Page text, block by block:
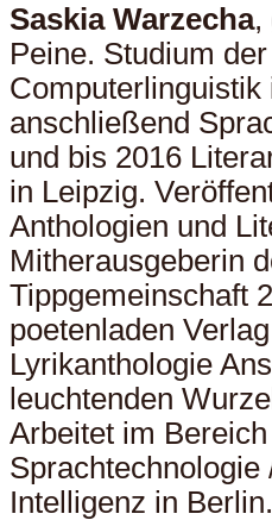
Saskia Warzecha,
Peine. Studium der
Computerlinguistik
anschließend
und bis 2016
in Leipzig.
Anthologien und
Mitherausgeberin
Tippgemeinschaft
poetenladen
Lyrikanthologie
leuchtenden
Arbeitet im Bereich
Sprachtechnologie
Intelligenz in Berlin.